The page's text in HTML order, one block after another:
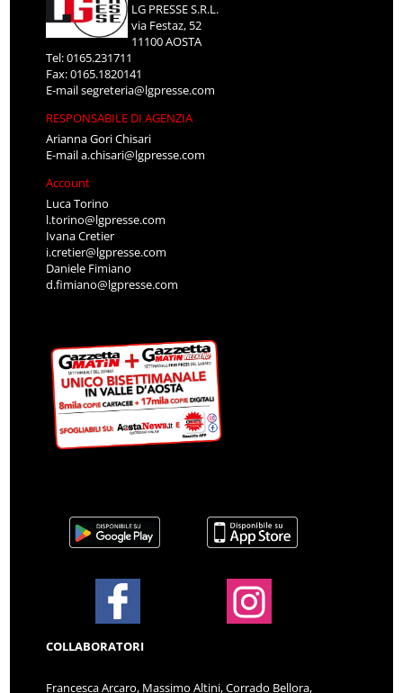
LG PRESSE S.R.L.
via Festaz, 52
11100 AOSTA
Tel: 0165.231711
Fax: 0165.1820141
E-mailsegreteria@lgpresse.com
RESPONSABILE DI AGENZIA
Arianna Gori Chisari
E-maila.chisari@lgpresse.com
Account
Luca Torino
l.torino@lgpresse.com
Ivana Cretier
i.cretier@lgpresse.com
Daniele Fimiano
d.fimiano@lgpresse.com
COLLABORATORI
Francesca Arcaro, Massimo Altini, Corrado Bellora,